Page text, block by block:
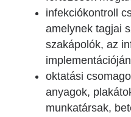
infekciókontroll
amelynek tagjai
szakápolók, az
oktatási
anyagok,
munkatársak,